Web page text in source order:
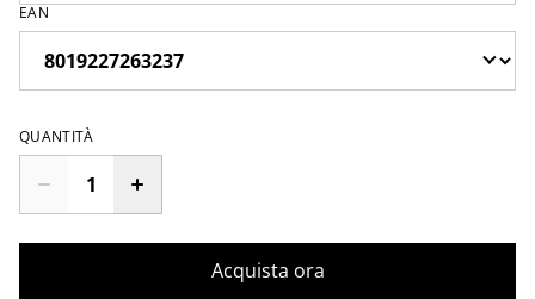
EAN
QUANTITÀ
Acquista ora